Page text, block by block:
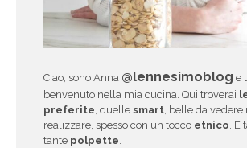
Ciao, sono Anna @lennesimoblog e
benvenuto nella mia cucina. Qui troverai
preferite, quelle smart, belle da vedere
realizzare, spesso con un tocco etnico. E
tante polpette.